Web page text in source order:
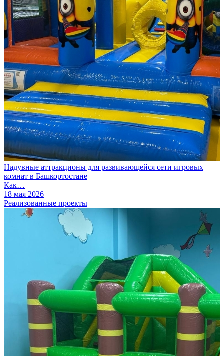
Надувные аттракционы для развивающейся сети игровых
комнат в Башкортостане
Как…
18 мая 2026
Реализованные проекты